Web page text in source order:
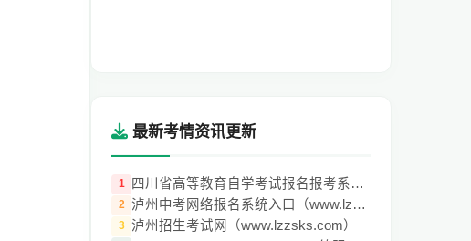
最新考情资讯更新
1 四川省高等教育自学考试报名报考系统:https
2 泸州中考网络报名系统入口（www.lzzsks.com
3 泸州招生考试网（www.lzzsks.com）